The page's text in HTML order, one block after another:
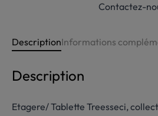
Contactez-
DescriptionInformations
Description
Etagere/ Tablette Treesseci,